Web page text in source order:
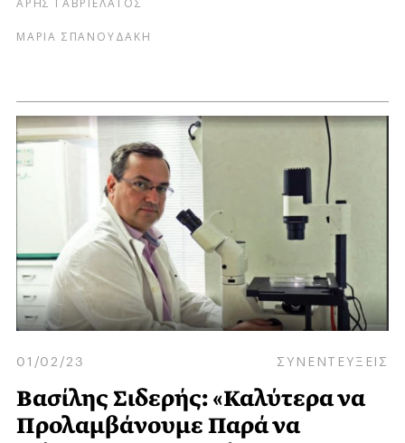
ΜΑΡΙΑ ΣΠΑΝΟΥΔΑΚΗ
01/02/23 ΣΥΝΕΝΤΕΥΞΕΙΣ
Βασίλης Σιδερής: «Καλύτερα να
Προλαμβάνουμε Παρά να